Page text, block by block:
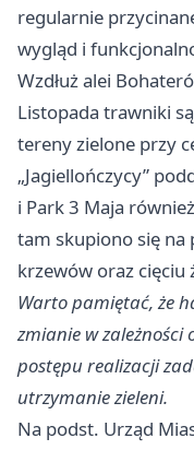
regularnie
wygląd i
Wzdłuż alei
Listopada trawniki
tereny zielone przy
„Jagiellończycy”
i Park 3 Maja
tam skupiono się na
krzewów oraz cięciu
Warto pamiętać, że
zmianie w
postępu realizacji
utrzymanie zieleni.
Na podst. Urząd